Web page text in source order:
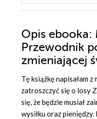
Opis ebooka:
Przewodnik
zmieniającej
Tę książkę napisałam
zatroszczyć się o losy
się, że będzie musiał
wysiłku oraz